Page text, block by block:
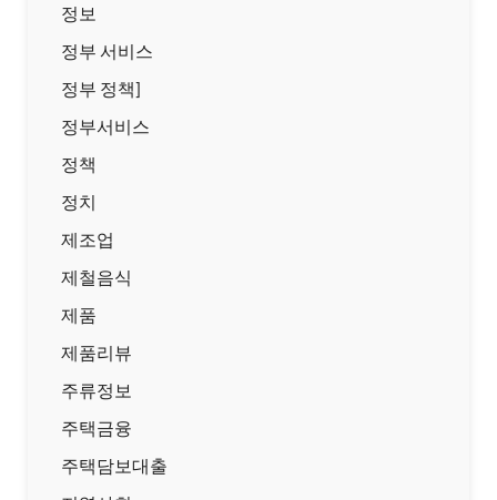
정보
정부 서비스
정부 정책]
정부서비스
정책
정치
제조업
제철음식
제품
제품리뷰
주류정보
주택금융
주택담보대출